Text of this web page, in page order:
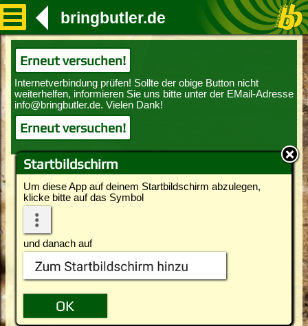
Startbildschirm
Um diese App auf deinem Startbildschirm abzulegen,
klicke bitte auf das Symbol
und danach auf
bringbutler.de
Erneut versuchen!
Erneut versuchen!